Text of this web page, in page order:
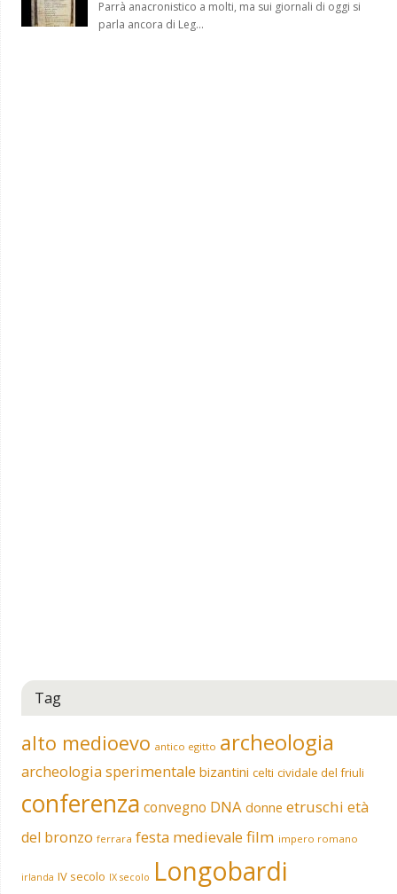
Tag
alto medioevo antico egitto archeologia
archeologia sperimentale bizantini celti cividale del friuli
conferenza convegno DNA donne etruschi età
del bronzo ferrara festa medievale film impero romano
irlanda IV secolo IX secolo Longobardi